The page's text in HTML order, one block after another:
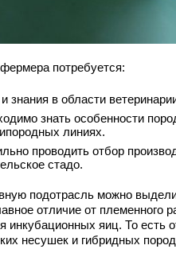
потребуется:
знания в области
знать особенности
линиях.
проводить отбор
стадо.
подотрасль можно
отличие от племенного
инкубационных яиц. То есть
несушек и гибридных